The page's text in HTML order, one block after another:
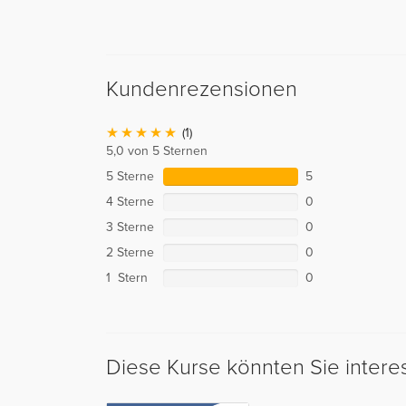
Kundenrezensionen
(1)
5,0 von 5 Sternen
5 Sterne
5
4 Sterne
0
3 Sterne
0
2 Sterne
0
1 Stern
0
Diese Kurse könnten Sie